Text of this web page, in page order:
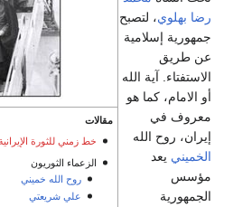
مقالات
خط زمني للثورة
الزعماء الثوريون
روح الله خميني
علي شريعتي
رضا بهلوي، لتصبح
جمهورية إسلامية
عن طريق
الاستفتاء. آية الله
أو الامام، كما هو
معروف في
إيران، روح الله
الخميني يعد
مؤسس
الجمهورية